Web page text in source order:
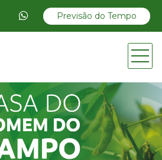
Previsão do Tempo